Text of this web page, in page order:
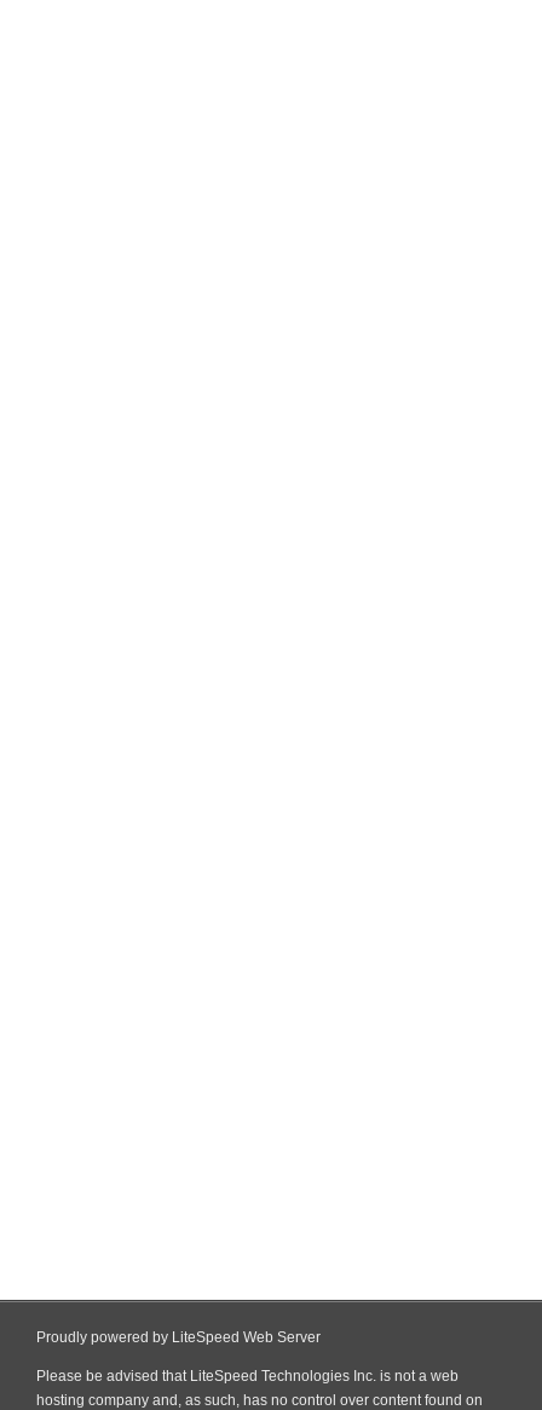
Proudly powered by LiteSpeed Web Server
Please be advised that LiteSpeed Technologies Inc. is not a web
hosting company and, as such, has no control over content found on